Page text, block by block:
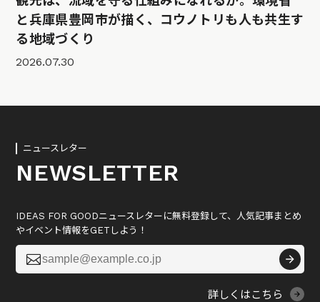
と兵庫県豊岡市が描く、コウノトリも人も共生す
る地域づくり
2026.07.30
ニュースレター
NEWSLETTER
IDEAS FOR GOODニュースレターに無料登録して、人気記事まとめ
やイベント情報をGETしよう！

詳しくはこちら